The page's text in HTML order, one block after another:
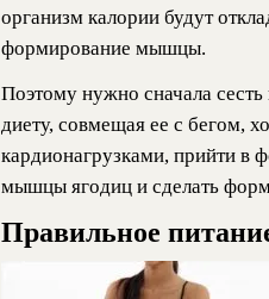
организм калории будут
формирование мышцы.
Поэтому нужно сначала
диету, совмещая ее с бегом,
кардионагрузками, прийти в
мышцы ягодиц и сделать
Правильное